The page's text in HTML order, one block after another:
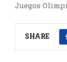
Juegos
SHARE